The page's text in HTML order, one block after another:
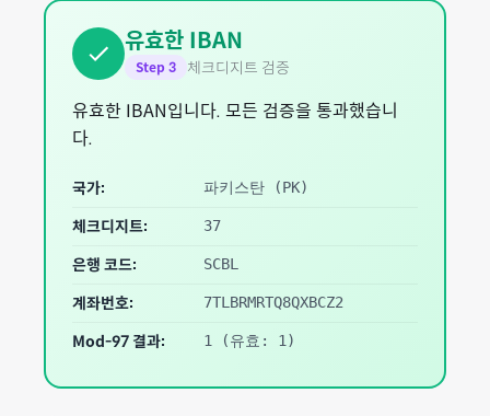
유효한 IBAN
Step 3 체크디지트 검증
유효한 IBAN입니다. 모든 검증을 통과했습니
다.
국가: 파키스탄 (PK)
체크디지트: 37
은행 코드: SCBL
계좌번호: 7TLBRMRTQ8QXBCZ2
Mod-97 결과: 1 (유효: 1)